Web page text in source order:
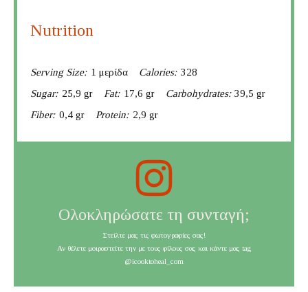
Nutrition
Serving Size: 1 μερίδα Calories: 328
Sugar: 25,9 gr Fat: 17,6 gr Carbohydrates: 39,5 gr
Fiber: 0,4 gr Protein: 2,9 gr
Ολοκληρώσατε τη συνταγή;
Στείλτε μας τις φωτογραφίες σας!
Αν θέλετε μοιραστείτε την με τους φίλους σας και κάντε μας tag
@icooktoheal_com